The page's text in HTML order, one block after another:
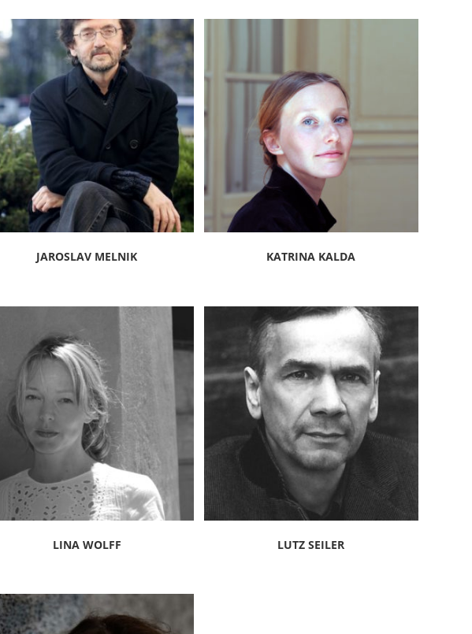
JAROSLAV MELNIK KATRINA KALDA
LINA WOLFF LUTZ SEILER